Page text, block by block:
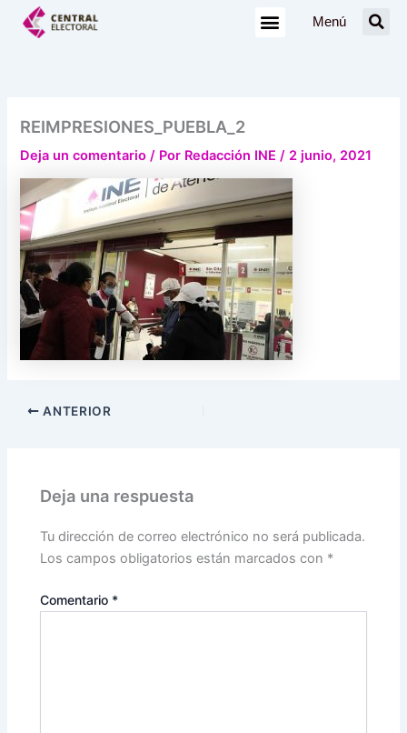
Menú
REIMPRESIONES_PUEBLA_2
Deja un comentario / Por Redacción INE/ 2 junio, 2021
ANTERIOR
Deja una respuesta
Tu dirección de correo electrónico no será publicada.
Los campos obligatorios están marcados con *
Comentario *